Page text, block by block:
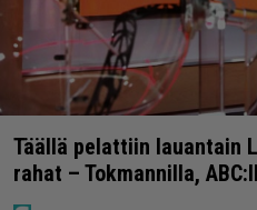
Täällä pelattiin lauantain
rahat – Tokmannilla,